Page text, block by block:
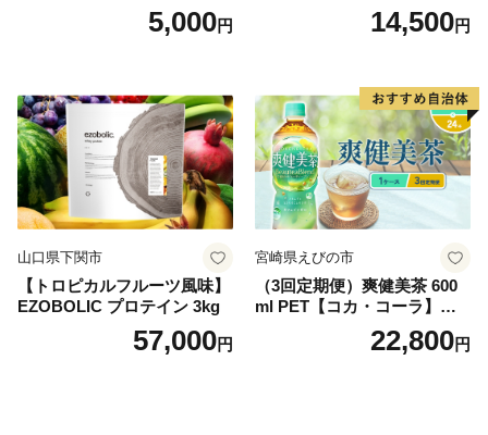
ドリップバッグ9種セット(18
袋)ゆうパケットでお届け！
5,000円
（4ケース）※離島不可 天然
水 ミネラルウォーター 水 ペ
産 シリカ ミネラル 美容 備蓄
防災 長期保存 富士山 山梨県
忍野村
14,500円
山口県下関市
【トロピカルフルーツ風味】
EZOBOLIC プロテイン 3kg
57,000円
宮崎県えびの市
（3回定期便）爽健美茶 600
ml PET【コカ・コーラ】ペ
ットボトル 1ケース(24本) 定
期便 3回(72本) セット お茶
22,800円